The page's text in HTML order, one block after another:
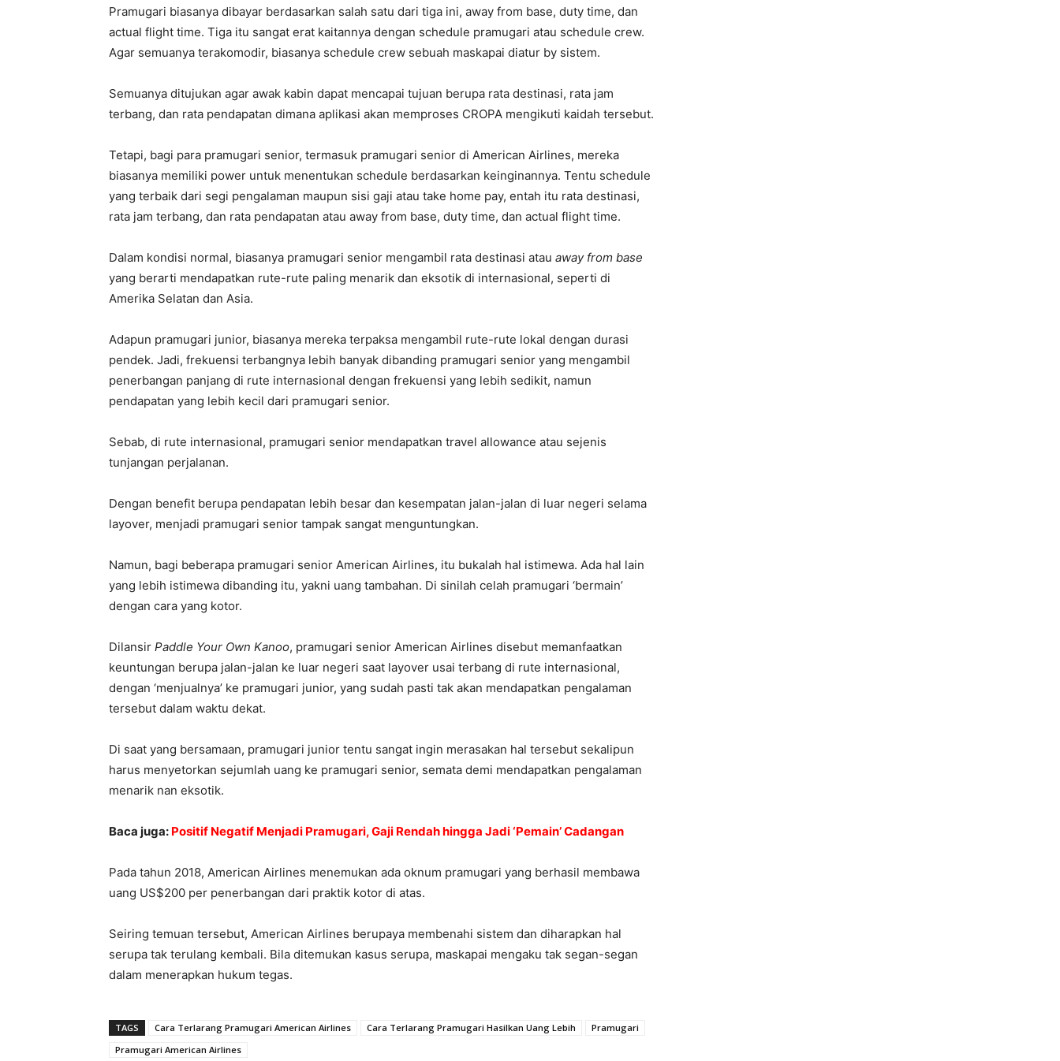
Pramugari biasanya dibayar berdasarkan salah satu dari tiga ini, away from base, duty time, dan
actual flight time. Tiga itu sangat erat kaitannya dengan schedule pramugari atau schedule crew.
Agar semuanya terakomodir, biasanya schedule crew sebuah maskapai diatur by sistem.
Semuanya ditujukan agar awak kabin dapat mencapai tujuan berupa rata destinasi, rata jam
terbang, dan rata pendapatan dimana aplikasi akan memproses CROPA mengikuti kaidah tersebut.
Tetapi, bagi para pramugari senior, termasuk pramugari senior di American Airlines, mereka
biasanya memiliki power untuk menentukan schedule berdasarkan keinginannya. Tentu schedule
yang terbaik dari segi pengalaman maupun sisi gaji atau take home pay, entah itu rata destinasi,
rata jam terbang, dan rata pendapatan atau away from base, duty time, dan actual flight time.
Dalam kondisi normal, biasanya pramugari senior mengambil rata destinasi atau away from base
yang berarti mendapatkan rute-rute paling menarik dan eksotik di internasional, seperti di
Amerika Selatan dan Asia.
Adapun pramugari junior, biasanya mereka terpaksa mengambil rute-rute lokal dengan durasi
pendek. Jadi, frekuensi terbangnya lebih banyak dibanding pramugari senior yang mengambil
penerbangan panjang di rute internasional dengan frekuensi yang lebih sedikit, namun
pendapatan yang lebih kecil dari pramugari senior.
Sebab, di rute internasional, pramugari senior mendapatkan travel allowance atau sejenis
tunjangan perjalanan.
Dengan benefit berupa pendapatan lebih besar dan kesempatan jalan-jalan di luar negeri selama
layover, menjadi pramugari senior tampak sangat menguntungkan.
Namun, bagi beberapa pramugari senior American Airlines, itu bukalah hal istimewa. Ada hal lain
yang lebih istimewa dibanding itu, yakni uang tambahan. Di sinilah celah pramugari ‘bermain’
dengan cara yang kotor.
Dilansir Paddle Your Own Kanoo, pramugari senior American Airlines disebut memanfaatkan
keuntungan berupa jalan-jalan ke luar negeri saat layover usai terbang di rute internasional,
dengan ‘menjualnya’ ke pramugari junior, yang sudah pasti tak akan mendapatkan pengalaman
tersebut dalam waktu dekat.
Di saat yang bersamaan, pramugari junior tentu sangat ingin merasakan hal tersebut sekalipun
harus menyetorkan sejumlah uang ke pramugari senior, semata demi mendapatkan pengalaman
menarik nan eksotik.
Baca juga: Positif Negatif Menjadi Pramugari, Gaji Rendah hingga Jadi ‘Pemain’ Cadangan
Pada tahun 2018, American Airlines menemukan ada oknum pramugari yang berhasil membawa
uang US$200 per penerbangan dari praktik kotor di atas.
Seiring temuan tersebut, American Airlines berupaya membenahi sistem dan diharapkan hal
serupa tak terulang kembali. Bila ditemukan kasus serupa, maskapai mengaku tak segan-segan
dalam menerapkan hukum tegas.
TAGS Cara Terlarang Pramugari American Airlines Cara Terlarang Pramugari Hasilkan Uang Lebih
Pramugari
Pramugari American Airlines